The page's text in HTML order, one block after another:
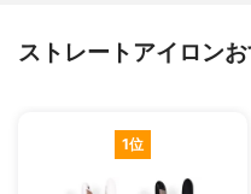
ストレートアイロン
1位